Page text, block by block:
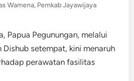
Wamena, Pemkab Jayawijaya
Papua Pegunungan, melalui
Dishub setempat, kini menaruh
perawatan fasilitas